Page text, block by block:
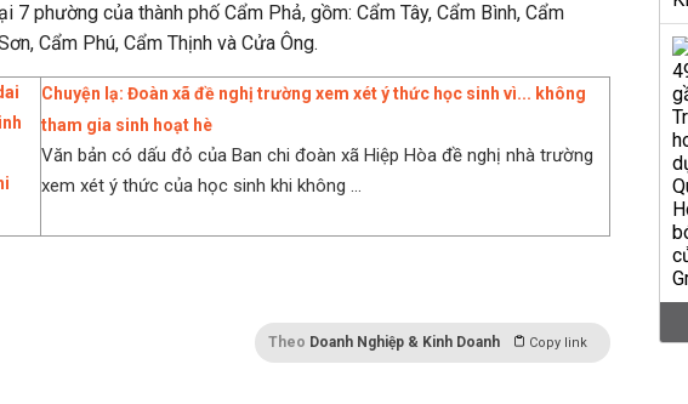
7 phường của thành phố Cẩm Phả, gồm: Cẩm Tây, Cẩm Bình, Cẩm
Cẩm Phú, Cẩm Thịnh và Cửa Ông.
Chuyện lạ: Đoàn xã đề nghị trường xem xét ý thức học sinh vì... không
tham gia sinh hoạt hè
Văn bản có dấu đỏ của Ban chi đoàn xã Hiệp Hòa đề nghị nhà trường
xem xét ý thức của học sinh khi không ...
Theo Doanh Nghiệp & Kinh Doanh Copy link